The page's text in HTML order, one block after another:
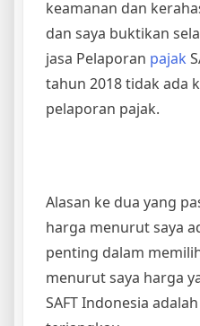
keamanan dan
dan saya buktikan
jasa Pelaporan pajak
tahun 2018 tidak ada
pelaporan pajak.
Alasan ke dua yang
harga menurut saya
penting dalam
menurut saya harga
SAFT Indonesia